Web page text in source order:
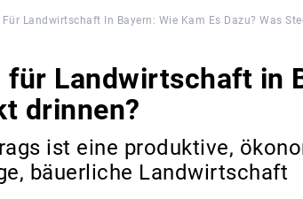
Landwirtschaft In Bayern: Wie Kam Es Dazu? Was
Landwirtschaft in
drinnen?
ist eine produktive,
bäuerliche Landwirtschaft